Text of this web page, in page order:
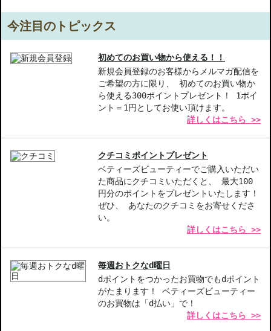
します。
て。
・シャイン：ヒアルロン酸Naなどの保湿成分配合で、潤しながら、
輝きのあるツヤめく唇に。
・サテン：サテンのような上品でなめらかな光沢感。にじみにく
く、唇の輪郭を際立たせます。
・マット：マットなのに、唇が乾きにくい独自フォーミュラ。軽や
かな付け心地で、鮮やかカラーが持続。
ポップな発色-明るい印象を与える鮮やかなカラー展開。
多彩な仕上がり-シャイン、サテン、マットから選べる3つの仕上が
【こんな方へおすすめ】
鮮やかなカラーや質感を楽しみたい方。
唇の乾燥が気になる方、長時間のリップメイクで潤いを求める方。
今注目のトピックス
初めてのお買い物から使える！！
新規会員登録のお客様からメルマガ配信を
ご希望の方に限り、 初めてのお買い物か
ら使える300ポイントプレゼント！ 1ポイ
ント＝1円としてお使い頂けます。
詳しくはこちら >>
クチコミポイントプレゼント
ベティーズビューティーでご購入いただい
た商品にクチコミいただくと、 最大100
円分のポイントをプレゼントいたします！
ぜひ、 あなたのクチコミをお寄せくださ
い。
詳しくはこちら >>
毎週おトクなd曜日
dポイントをつかったお買物でもdポイント
がたまります！ ベティーズビューティー
のお買物は「d払い」で！
詳しくはこちら >>